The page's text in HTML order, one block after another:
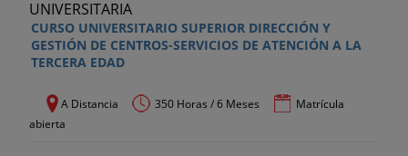
CURSO UNIVERSITARIO SUPERIOR DIRECCIÓN Y
GESTIÓN DE CENTROS-SERVICIOS DE ATENCIÓN A LA
TERCERA EDAD
A Distancia 350 Horas / 6 Meses
Matrícula
abierta